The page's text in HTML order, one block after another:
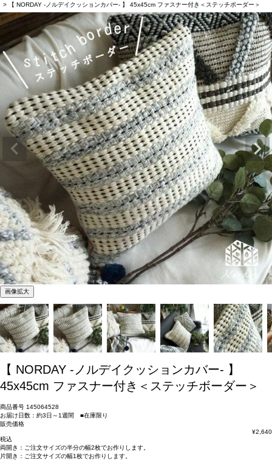
【 NORDAY -ノルデイクッションカバー- 】 45x45cm ファスナー付き＜ステッチボーダー＞
画像拡大
【 NORDAY -ノルデイクッションカバー- 】
45x45cm ファスナー付き＜ステッチボーダー＞
商品番号 145064528
お届け日数：約3日～1週間 ■在庫限り
販売価格
¥2,640
税込
両開き： ご注文サイズの半分の幅2枚でお作りします。
片開き： ご注文サイズの幅1枚でお作りします。